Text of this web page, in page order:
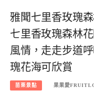
雅聞七里香玫瑰
七里香玫瑰森林
風情，走走步道
瑰花海可欣賞
苗栗景點 果果愛